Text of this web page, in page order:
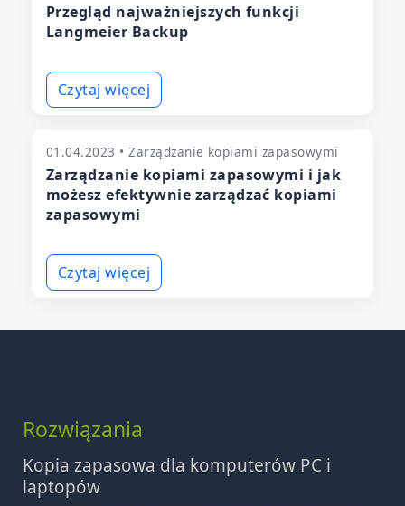
Przegląd najważniejszych funkcji
Langmeier Backup
Czytaj więcej
01.04.2023 • Zarządzanie kopiami zapasowymi
Zarządzanie kopiami zapasowymi i jak
możesz efektywnie zarządzać kopiami
zapasowymi
Czytaj więcej
Rozwiązania
Kopia zapasowa dla komputerów PC i
laptopów